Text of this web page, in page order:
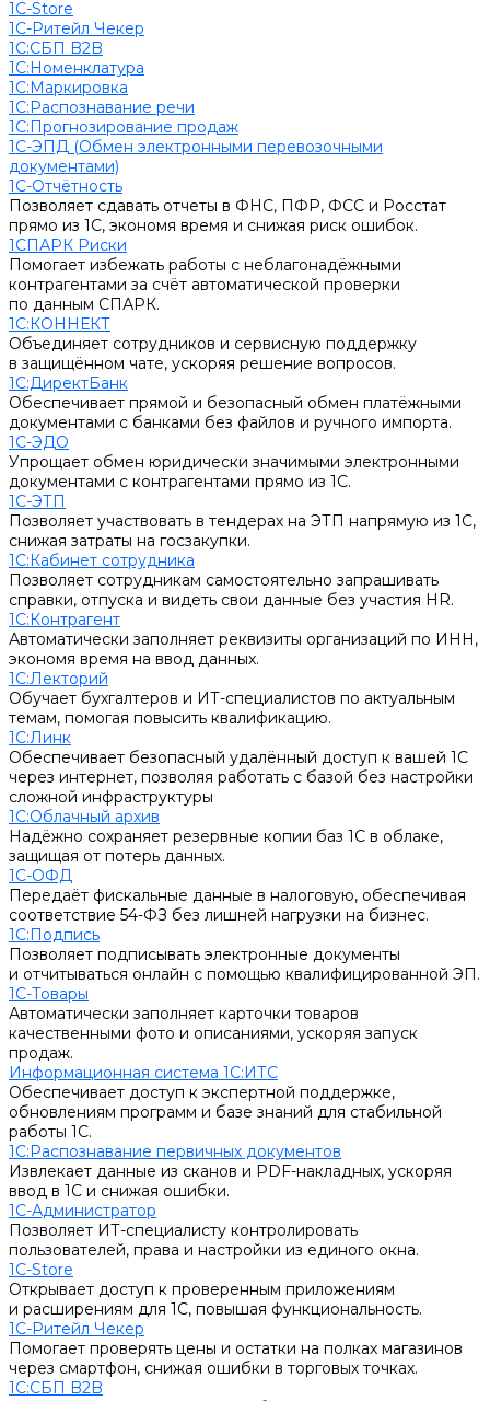
1С-Store
1С-Ритейл Чекер
1С:СБП B2B
1С:Номенклатура
1С:Маркировка
1С:Распознавание речи
1С:Прогнозирование продаж
1С-ЭПД (Обмен электронными перевозочными
документами)
1С-Отчётность
Позволяет сдавать отчеты в ФНС, ПФР, ФСС и Росстат
прямо из 1С, экономя время и снижая риск ошибок.
1СПАРК Риски
Помогает избежать работы с неблагонадёжными
контрагентами за счёт автоматической проверки
по данным СПАРК.
1С:КОННЕКТ
Объединяет сотрудников и сервисную поддержку
в защищённом чате, ускоряя решение вопросов.
1С:ДиректБанк
Обеспечивает прямой и безопасный обмен платёжными
документами с банками без файлов и ручного импорта.
1С-ЭДО
Упрощает обмен юридически значимыми электронными
документами с контрагентами прямо из 1С.
1С-ЭТП
Позволяет участвовать в тендерах на ЭТП напрямую из 1С,
снижая затраты на госзакупки.
1С:Кабинет сотрудника
Позволяет сотрудникам самостоятельно запрашивать
справки, отпуска и видеть свои данные без участия HR.
1С:Контрагент
Автоматически заполняет реквизиты организаций по ИНН,
экономя время на ввод данных.
1С:Лекторий
Обучает бухгалтеров и ИТ-специалистов по актуальным
темам, помогая повысить квалификацию.
1С:Линк
Обеспечивает безопасный удалённый доступ к вашей 1С
через интернет, позволяя работать с базой без настройки
сложной инфраструктуры
1С:Облачный архив
Надёжно сохраняет резервные копии баз 1С в облаке,
защищая от потерь данных.
1С-ОФД
Передаёт фискальные данные в налоговую, обеспечивая
соответствие 54-ФЗ без лишней нагрузки на бизнес.
1С:Подпись
Позволяет подписывать электронные документы
и отчитываться онлайн с помощью квалифицированной ЭП.
1С-Товары
Автоматически заполняет карточки товаров
качественными фото и описаниями, ускоряя запуск
продаж.
Информационная система 1С:ИТС
Обеспечивает доступ к экспертной поддержке,
обновлениям программ и базе знаний для стабильной
работы 1С.
1С:Распознавание первичных документов
Извлекает данные из сканов и PDF-накладных, ускоряя
ввод в 1С и снижая ошибки.
1С-Администратор
Позволяет ИТ-специалисту контролировать
пользователей, права и настройки из единого окна.
1С-Store
Открывает доступ к проверенным приложениям
и расширениям для 1С, повышая функциональность.
1С-Ритейл Чекер
Помогает проверять цены и остатки на полках магазинов
через смартфон, снижая ошибки в торговых точках.
1С:СБП B2B